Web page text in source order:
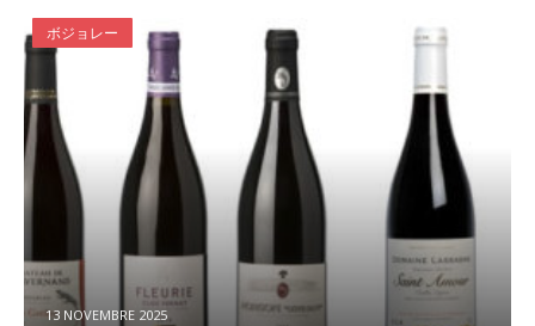
ボジョレー
13 NOVEMBRE 2025